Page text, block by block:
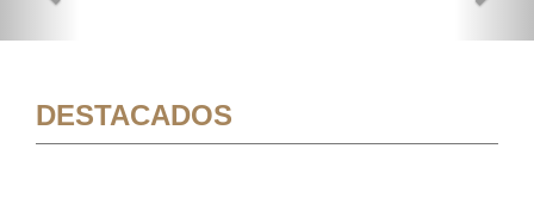
DESTACADOS